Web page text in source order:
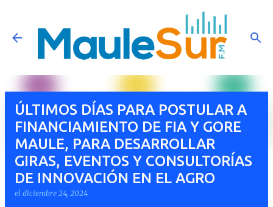
Ir al contenido principal
ÚLTIMOS DÍAS PARA POSTULAR A
FINANCIAMIENTO DE FIA Y GORE
MAULE, PARA DESARROLLAR
GIRAS, EVENTOS Y CONSULTORÍAS
DE INNOVACIÓN EN EL AGRO
el diciembre 24, 2024